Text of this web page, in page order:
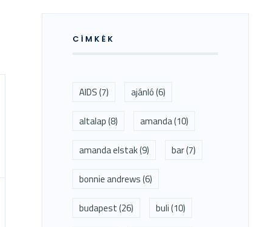
CÍMKÉK
AIDS(7) ajánló(6)
altalap(8) amanda(10)
amanda elstak(9) bar(7)
bonnie andrews(6)
budapest(26) buli(10)